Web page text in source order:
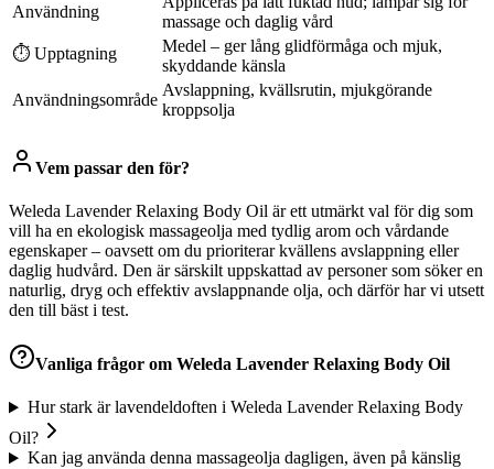
Användning
massage och daglig vård
⏱ Upptagning
Medel – ger lång glidförmåga och mjuk,
skyddande känsla
Användningsområde
Avslappning, kvällsrutin, mjukgörande
kroppsolja
Vem passar den för?
Weleda Lavender Relaxing Body Oil är ett utmärkt val för dig som
vill ha en ekologisk massageolja med tydlig arom och vårdande
egenskaper – oavsett om du prioriterar kvällens avslappning eller
daglig hudvård. Den är särskilt uppskattad av personer som söker en
naturlig, dryg och effektiv avslappnande olja, och därför har vi utsett
den till bäst i test.
Vanliga frågor om Weleda Lavender Relaxing Body Oil
Hur stark är lavendeldoften i Weleda Lavender Relaxing Body
Oil?
Kan jag använda denna massageolja dagligen, även på känslig